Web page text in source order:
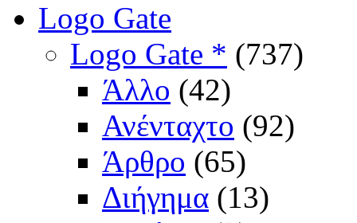
Logo Gate
Logo Gate * (737)
Άλλο (42)
Ανένταχτο (92)
Άρθρο (65)
Διήγημα (13)